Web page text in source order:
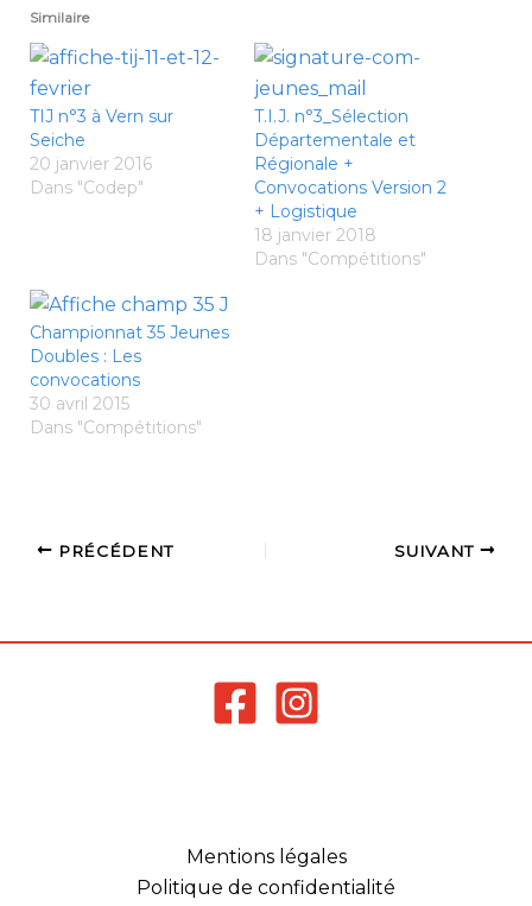
Similaire
TIJ n°3 à Vern sur
Seiche
20 janvier 2016
Dans "Codep"
T.I.J. n°3_Sélection
Départementale et
Régionale +
Convocations Version 2
+ Logistique
18 janvier 2018
Dans "Compétitions"
Championnat 35 Jeunes
Doubles : Les
convocations
30 avril 2015
Dans "Compétitions"
PRÉCÉDENT SUIVANT
Mentions légales
Politique de confidentialité